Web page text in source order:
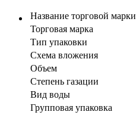
Название торговой марки
Торговая марка
Тип упаковки
Схема вложения
Объем
Степень газации
Вид воды
Групповая упаковка